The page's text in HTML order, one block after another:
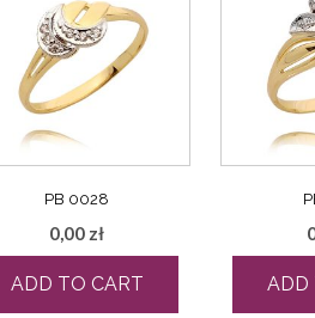
PB 0028
0,00 zł
ADD TO CART ADD